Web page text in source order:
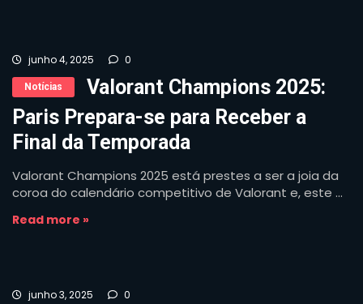
junho 4, 2025 0
Notícias
Valorant Champions 2025:
Paris Prepara-se para Receber a
Final da Temporada
Valorant Champions 2025 está prestes a ser a joia da
coroa do calendário competitivo de Valorant e, este ...
Read more »
junho 3, 2025 0